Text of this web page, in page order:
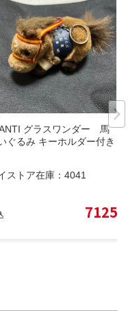
グラスワンダー 馬
ぐるみ キーホルダー付き
ストア在庫： 4041
7125